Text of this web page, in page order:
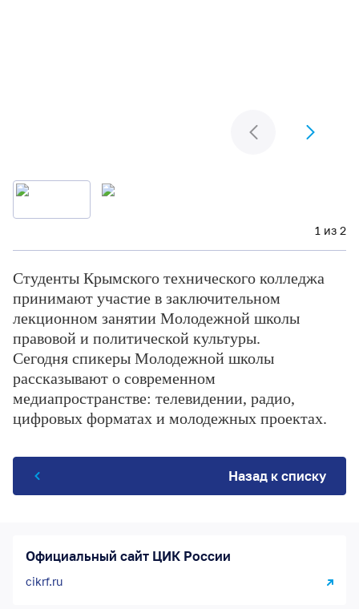
1 из 2
Студенты Крымского технического колледжа
принимают участие в заключительном
лекционном занятии Молодежной школы
правовой и политической культуры.
Сегодня спикеры Молодежной школы
рассказывают о современном
медиапространстве: телевидении, радио,
цифровых форматах и молодежных проектах.
Назад к списку
Официальный сайт ЦИК России
cikrf.ru